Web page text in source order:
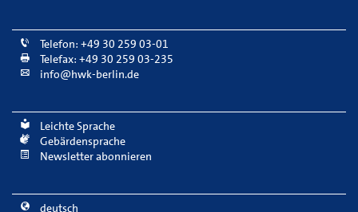
Telefon: +49 30 259 03-01
Telefax: +49 30 259 03-235
info@hwk-berlin.de
Leichte Sprache
Gebärdensprache
Newsletter abonnieren
deutsch